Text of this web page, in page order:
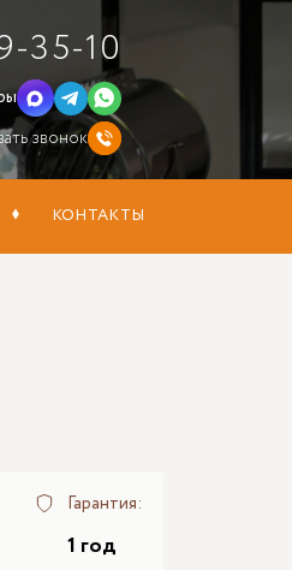
35-10
звонок
КОНТАКТЫ
Гарантия:
1 год